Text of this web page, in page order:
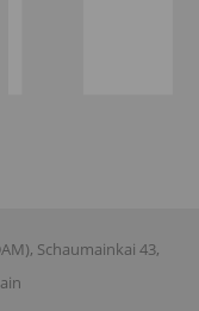
Schaumainkai 43,